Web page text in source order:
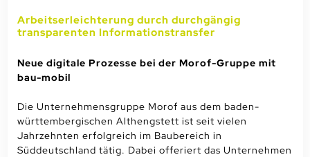
Arbeitserleichterung durch durchgängig
transparenten Informationstransfer
Neue digitale Prozesse bei der Morof-Gruppe mit
bau-mobil
Die Unternehmensgruppe Morof aus dem baden-
württembergischen Althengstett ist seit vielen
Jahrzehnten erfolgreich im Baubereich in
Süddeutschland tätig. Dabei offeriert das Unternehmen